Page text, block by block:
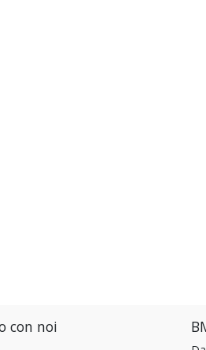
con noi